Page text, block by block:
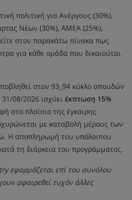
πολιτική για Ανέργους (30%),
Νέων (30%), ΑΜΕΑ (25%),
στον παρακάτω πίνακα πως
για κάθε ομάδα που δικαιούται
στον 93_94 κύκλο σπουδών
08/2026 ισχύει έκπτωση 15%
στο πλαίσιο της έγκαιρης
με καταβολή μέρους των
Η αποπληρωμή του υπόλοιπου
τη διάρκεια του προγράμματος.
εφαρμόζεται επί του συνόλου
αφαιρεθεί τυχόν άλλες